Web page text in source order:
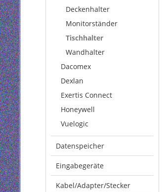
Deckenhalter
Monitorständer
Tischhalter
Wandhalter
Dacomex
Dexlan
Exertis Connect
Honeywell
Vuelogic
Datenspeicher
Eingabegeräte
Kabel/Adapter/Stecker